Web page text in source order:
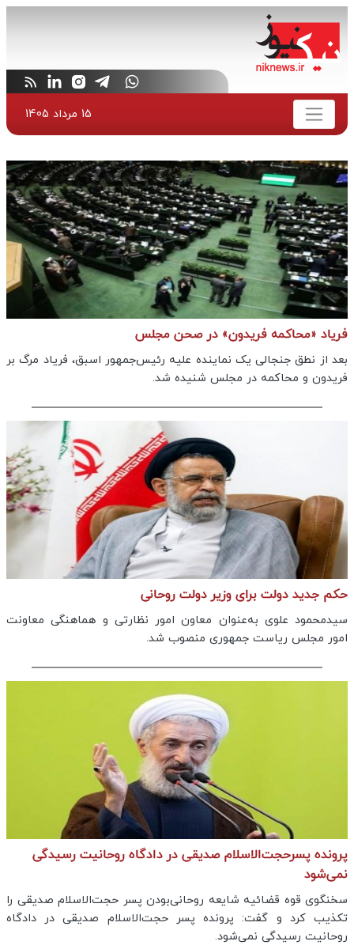
15 مرداد 1405
فریاد «محاکمه فریدون» در صحن مجلس
بعد از نطق جنجالی یک نماینده علیه رئیس‌جمهور اسبق، فریاد مرگ بر
فریدون و محاکمه در مجلس شنیده شد.
حکم جدید دولت برای وزیر دولت روحانی
سیدمحمود علوی به‌عنوان معاون امور نظارتی و هماهنگی معاونت
امور مجلس ریاست جمهوری منصوب شد.
پرونده پسرحجت‌الاسلام صدیقی در دادگاه روحانیت رسیدگی
نمی‌شود
سخنگوی قوه قضائیه شایعه روحانی‌بودن پسر حجت‌الاسلام صدیقی را
تکذیب کرد و گفت: پرونده پسر حجت‌الاسلام صدیقی در دادگاه
روحانیت رسیدگی نمی‌شود.